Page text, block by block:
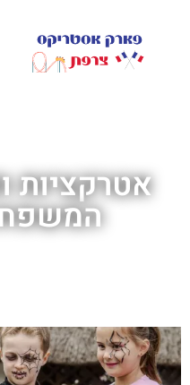
אטרקציות